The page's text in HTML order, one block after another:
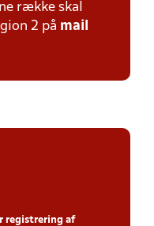
række skal
2 på mail
registrering af